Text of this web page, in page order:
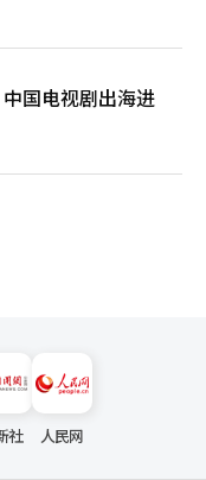
中国电视剧出海进
社 人民网